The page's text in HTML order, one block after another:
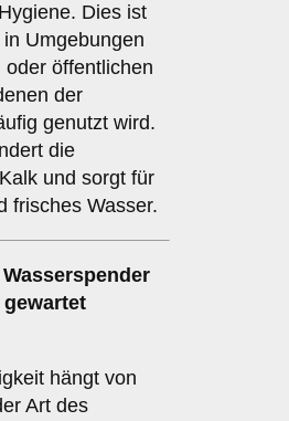
Dies ist
Umgebungen
öffentlichen
der
genutzt wird.
die
und sorgt für
frisches Wasser.
hängt von
Art des